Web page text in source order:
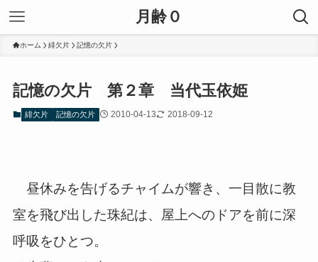
月齢０
ホーム 緋欠片 記憶の欠片
記憶の欠片 第２章 当代玉依姫
緋欠片 記憶の欠片 2010-04-13 2018-09-12
昼休みを告げるチャイムが響き、一目散に教
室を飛び出した珠紀は、屋上へのドアを前に深
呼吸をひとつ。